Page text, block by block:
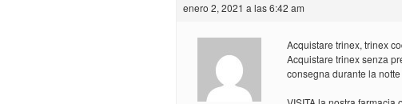
enero 2, 2021 a las 6:42 am
Acquistare trinex, trinex
Acquistare trinex senza
consegna durante la notte